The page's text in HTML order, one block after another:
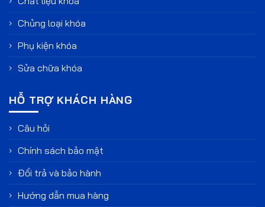
Chủng loại khóa
Phụ kiện khóa
Sửa chữa khóa
HỖ TRỢ KHÁCH HÀNG
Câu hỏi
Chính sách bảo mật
Đổi trả và bảo hành
Hướng dẫn mua hàng